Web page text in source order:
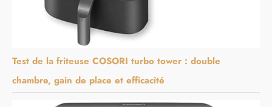
Test de la friteuse COSORI turbo tower : double
chambre, gain de place et efficacité